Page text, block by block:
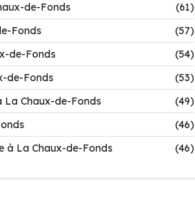
de-Fonds
(61)
Fonds
(57)
de-Fonds
(54)
de-Fonds
(53)
La Chaux-de-Fonds
(49)
(46)
à La Chaux-de-Fonds
(46)